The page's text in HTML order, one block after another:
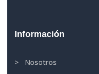
Información
> Nosotros